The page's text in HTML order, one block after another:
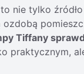
to nie tylko
Tiffany
praktycznym,